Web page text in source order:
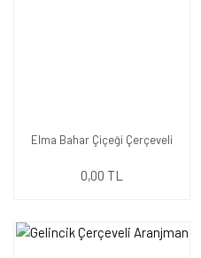
Elma Bahar Çiçeği Çerçeveli
0,00 TL